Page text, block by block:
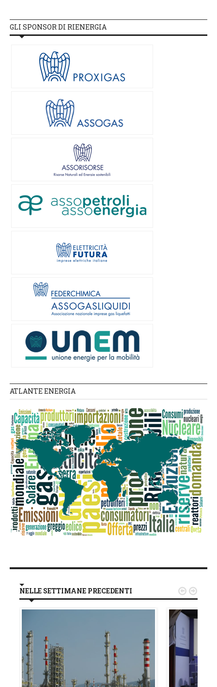
GLI SPONSOR DI RIENERGIA
ATLANTE ENERGIA
NELLE SETTIMANE PRECEDENTI  